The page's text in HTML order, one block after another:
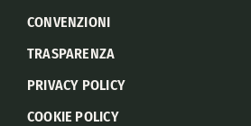
CONVENZIONI
TRASPARENZA
PRIVACY POLICY
COOKIE POLICY